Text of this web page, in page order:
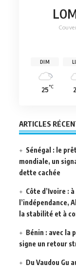
DIM
25°C
ARTICLES
Sénégal : le
mondiale, un
dette cachée
Côte d’Ivoire :
l’indépendance,
la stabilité et à
Bénin : avec la
signe un retour
Du Vaudou Gu